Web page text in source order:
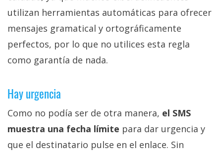
utilizan herramientas automáticas para ofrecer
mensajes gramatical y ortográficamente
perfectos, por lo que no utilices esta regla
como garantía de nada.
Hay urgencia
Como no podía ser de otra manera, el SMS
muestra una fecha límite para dar urgencia y
que el destinatario pulse en el enlace. Sin